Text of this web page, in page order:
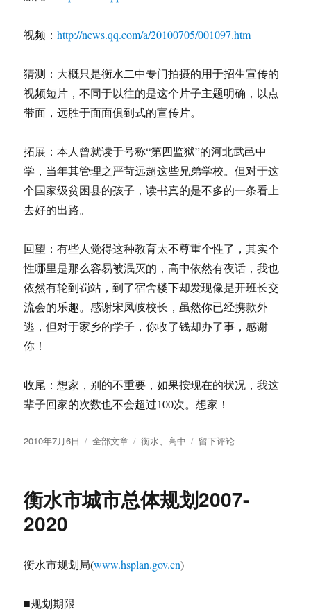
水
工
的
前
前
后
视频：http://news.qq.com/a/20100705/001097.htm
猜测：大概只是衡水二中专门拍摄的用于招生宣传的
视频短片，不同于以往的是这个片子主题明确，以点
带面，远胜于面面俱到式的宣传片。
拓展：本人曾就读于号称“第四监狱”的河北武邑中
学，当年其管理之严苛远超这些兄弟学校。但对于这
个国家级贫困县的孩子，读书真的是不多的一条看上
去好的出路。
回望：有些人觉得这种教育太不尊重个性了，其实个
性哪里是那么容易被泯灭的，高中依然有夜话，我也
依然有轮到罚站，到了宿舍楼下却发现像是开班长交
流会的乐趣。感谢宋凤岐校长，虽然你已经携款外
逃，但对于家乡的学子，你收了钱却办了事，感谢
你！
收尾：想家，别的不重要，如果按现在的状况，我这
辈子回家的次数也不会超过100次。想家！
发
2010年7月6日
分
全部文章
标
衡水、高中
于
时
留下评论
衡水市城市总体规划2007-
2020
衡水市规划局(www.hsplan.gov.cn)
■规划期限